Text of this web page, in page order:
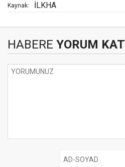
Kaynak: İLKHA
HABERE YORUM KAT